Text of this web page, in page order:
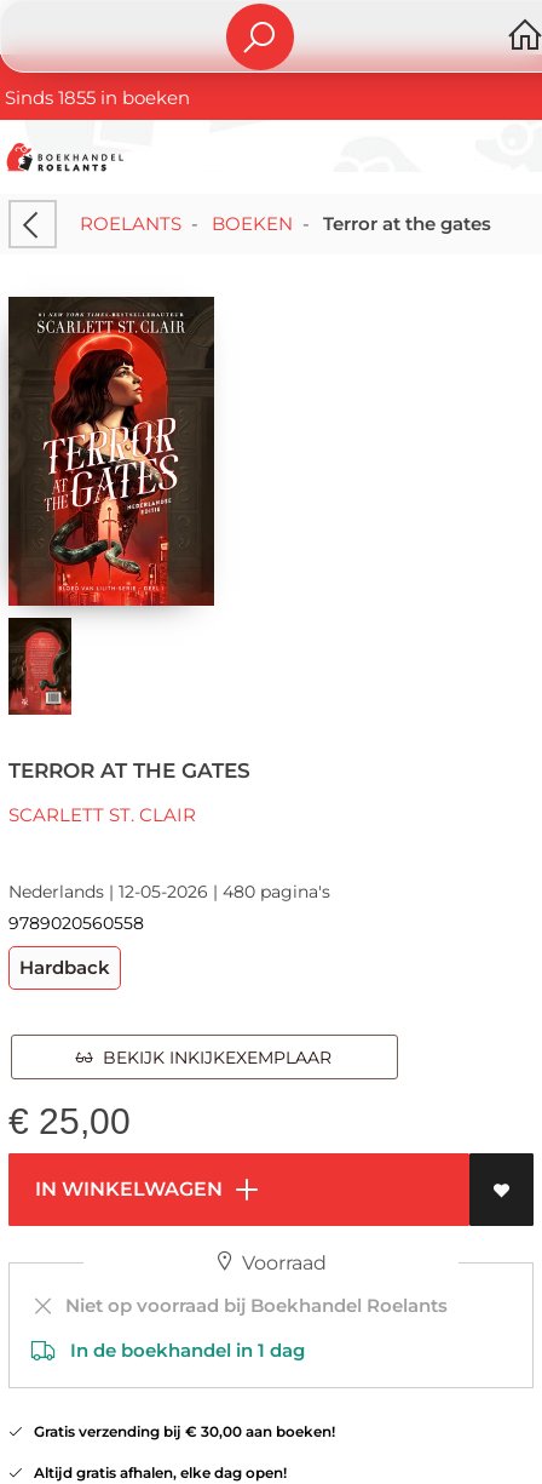
Sinds 1855 in boeken
ROELANTS- BOEKEN - Terror at the gates
TERROR AT THE GATES
SCARLETT ST. CLAIR
Nederlands | 12-05-2026 | 480 pagina's
9789020560558
Hardback
BEKIJK INKIJKEXEMPLAAR
€ 25,00
IN WINKELWAGEN
Voorraad
Niet op voorraad bij Boekhandel Roelants
In de boekhandel in 1 dag
Gratis verzending bij € 30,00 aan boeken!
Altijd gratis afhalen, elke dag open!